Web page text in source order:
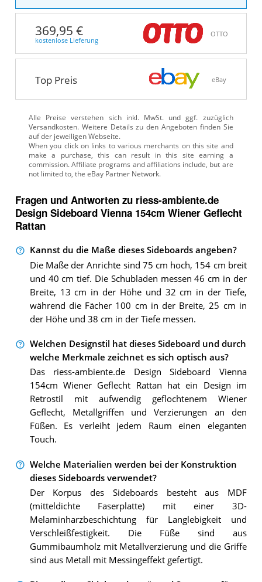
369,95 €
kostenlose Lieferung
OTTO
Top Preis eBay
Alle Preise verstehen sich inkl. MwSt. und ggf. zuzüglich
Versandkosten. Weitere Details zu den Angeboten finden Sie
auf der jeweiligen Webseite.
Fragen und Antworten zu riess-ambiente.de
Design Sideboard Vienna 154cm Wiener Geflecht
Rattan
Kannst du die Maße dieses Sideboards angeben?
Die Maße der Anrichte sind 75 cm hoch, 154 cm breit
und 40 cm tief. Die Schubladen messen 46 cm in der
Breite, 13 cm in der Höhe und 32 cm in der Tiefe,
während die Fächer 100 cm in der Breite, 25 cm in
der Höhe und 38 cm in der Tiefe messen.
Welchen Designstil hat dieses Sideboard und durch
welche Merkmale zeichnet es sich optisch aus?
Das riess-ambiente.de Design Sideboard Vienna
154cm Wiener Geflecht Rattan hat ein Design im
Retrostil mit aufwendig geflochtenem Wiener
Geflecht, Metallgriffen und Verzierungen an den
Füßen. Es verleiht jedem Raum einen eleganten
Touch.
Welche Materialien werden bei der Konstruktion
dieses Sideboards verwendet?
Der Korpus des Sideboards besteht aus MDF
(mitteldichte Faserplatte) mit einer 3D-
Melaminharzbeschichtung für Langlebigkeit und
Verschleißfestigkeit. Die Füße sind aus
Gummibaumholz mit Metallverzierung und die Griffe
sind aus Metall mit Messingeffekt gefertigt.